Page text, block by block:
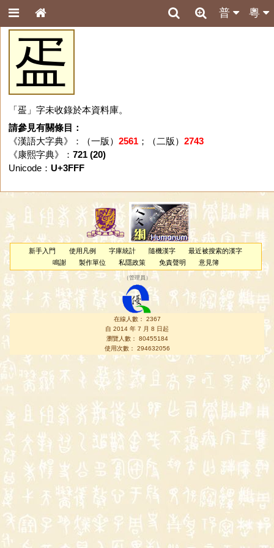
粵
普
㿿
「㿿」字未收錄於本資料庫。
請參見有關條目：
《漢語大字典》：（一版） 2561；（二版） 2743
《康熙字典》： 721 (20)
Unicode： U+3FFF
新手入門 使用凡例 字庫統計 隨機漢字
最近被搜索的漢字
鳴謝
製作單位 私隱政策 免責聲明 意見簿
（管理員 ）
在線人數： 2367
自 2014 年 7 月 8 日起
瀏覽人數： 80455184
使用次數： 294632056